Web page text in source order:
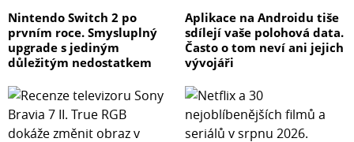
Nintendo Switch 2 po
prvním roce. Smysluplný
upgrade s jediným
důležitým nedostatkem
Aplikace na Androidu tiše
sdílejí vaše polohová data.
Často o tom neví ani jejich
vývojáři